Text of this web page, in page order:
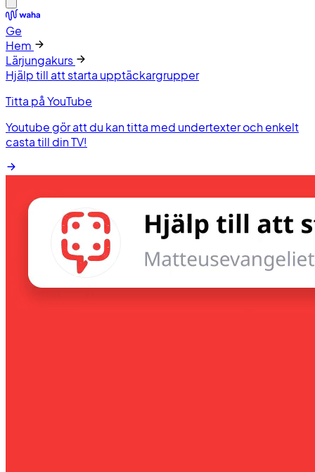
Ge
Hem
Lärjungakurs
Hjälp till att starta upptäckargrupper
Titta på YouTube
Youtube gör att du kan titta med undertexter och enkelt
casta till din TV!